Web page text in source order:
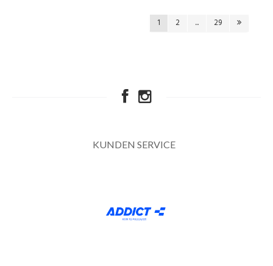
1 2 ... 29
KUNDEN SERVICE